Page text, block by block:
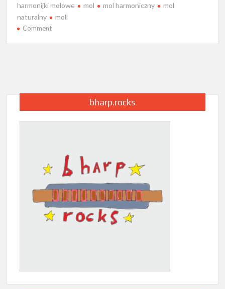
harmonijki molowe mol mol harmoniczny
mol
naturalny
moll
Commenton
bharp.rocks